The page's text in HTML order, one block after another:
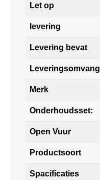
Let op
levering
Levering bevat
Leveringsomvang
Merk
Onderhoudsset:
Open Vuur
Productsoort
Spacificaties